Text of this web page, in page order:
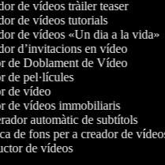
de vídeos tràiler teaser
de vídeos tutorials
de vídeos «Un dia a la vida»
d’invitacions en vídeo
de Doblament de Vídeo
pel·lícules
de vídeo
de vídeos immobiliaris
automàtic de subtítols
de fons per a creador de vídeos
de vídeos